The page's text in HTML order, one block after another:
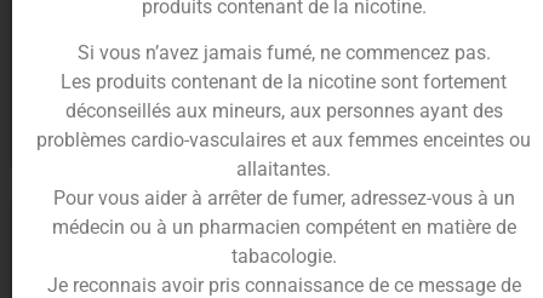
Innokin
29.90€
Choix des options
3.50€
Choix des options
produits contenant de la nicotine.
Si vous n’avez jamais fumé, ne commencez pas.
Les produits contenant de la nicotine sont fortement
déconseillés aux mineurs, aux personnes ayant des
problèmes cardio-vasculaires et aux femmes enceintes ou
allaitantes.
Pour vous aider à arrêter de fumer, adressez-vous à un
médecin ou à un pharmacien compétent en matière de
tabacologie.
Je reconnais avoir pris connaissance de ce message de